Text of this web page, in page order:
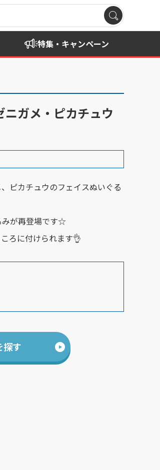
特集・キャンペーン
ガメ・ピカチュウ
ピカチュウのフェイスぬいぐる
みが再登場です☆
ろに付けられます👌
探す